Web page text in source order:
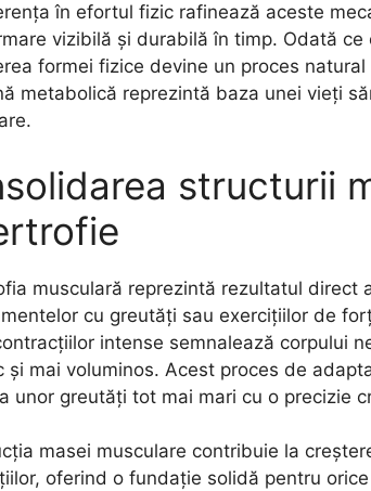
în efortul fizic rafinează aceste
vizibilă și durabilă în timp. Odată
formei fizice devine un proces
metabolică reprezintă baza unei vieți
structurii
musculară reprezintă rezultatul direct
cu greutăți sau exercițiilor de
intense semnalează corpului
și mai voluminos. Acest proces de
unor greutăți tot mai mari cu o precizie
masei musculare contribuie la
oferind o fundație solidă pentru